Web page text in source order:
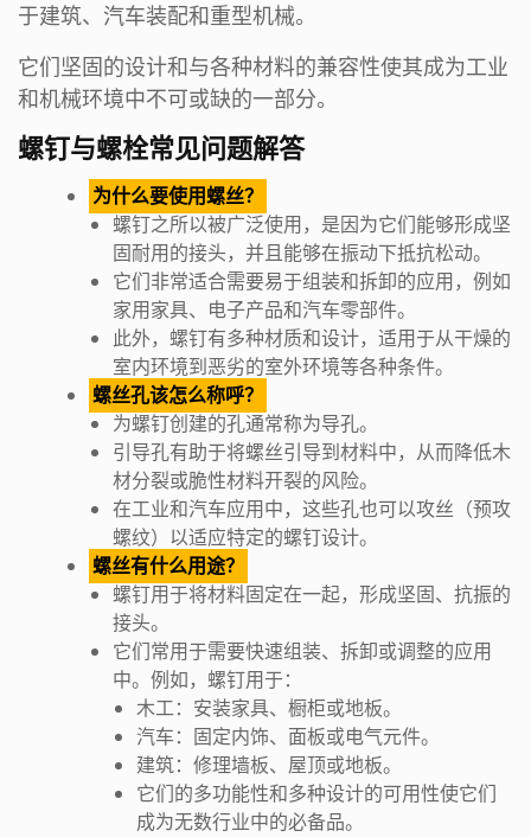
于建筑、汽车装配和重型机械。
它们坚固的设计和与各种材料的兼容性使其成为工业
和机械环境中不可或缺的一部分。
螺钉与螺栓常见问题解答
为什么要使用螺丝？
螺钉之所以被广泛使用，是因为它们能够形成坚
固耐用的接头，并且能够在振动下抵抗松动。
它们非常适合需要易于组装和拆卸的应用，例如
家用家具、电子产品和汽车零部件。
此外，螺钉有多种材质和设计，适用于从干燥的
室内环境到恶劣的室外环境等各种条件。
螺丝孔该怎么称呼？
为螺钉创建的孔通常称为导孔。
引导孔有助于将螺丝引导到材料中，从而降低木
材分裂或脆性材料开裂的风险。
在工业和汽车应用中，这些孔也可以攻丝（预攻
螺纹）以适应特定的螺钉设计。
螺丝有什么用途？
螺钉用于将材料固定在一起，形成坚固、抗振的
接头。
它们常用于需要快速组装、拆卸或调整的应用
中。例如，螺钉用于：
木工：安装家具、橱柜或地板。
汽车：固定内饰、面板或电气元件。
建筑：修理墙板、屋顶或地板。
它们的多功能性和多种设计的可用性使它们
成为无数行业中的必备品。